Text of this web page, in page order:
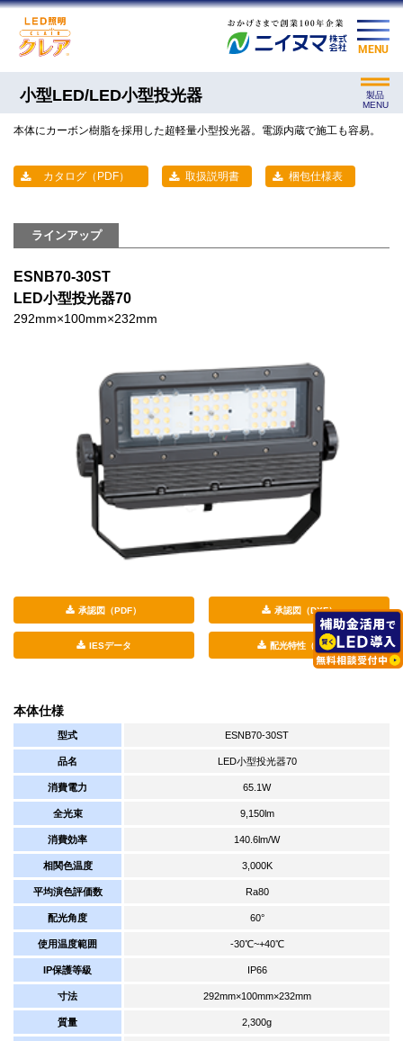
MENU
小型LED/LED小型投光器
製品
MENU
本体にカーボン樹脂を採用した超軽量小型投光器。電源内蔵で施工も容易。
カタログ（PDF） 取扱説明書 梱包仕様表
ラインアップ
ESNB70-30ST
LED小型投光器70
292mm×100mm×232mm
承認図（PDF） 承認図（DXF）
IESデータ 配光特性（PDF）
本体仕様
型式 ESNB70-30ST
品名 LED小型投光器70
消費電力 65.1W
全光束 9,150lm
消費効率 140.6lm/W
相関色温度 3,000K
平均演色評価数 Ra80
配光角度 60°
使用温度範囲 -30℃~+40℃
IP保護等級 IP66
寸法 292mm×100mm×232mm
質量 2,300g